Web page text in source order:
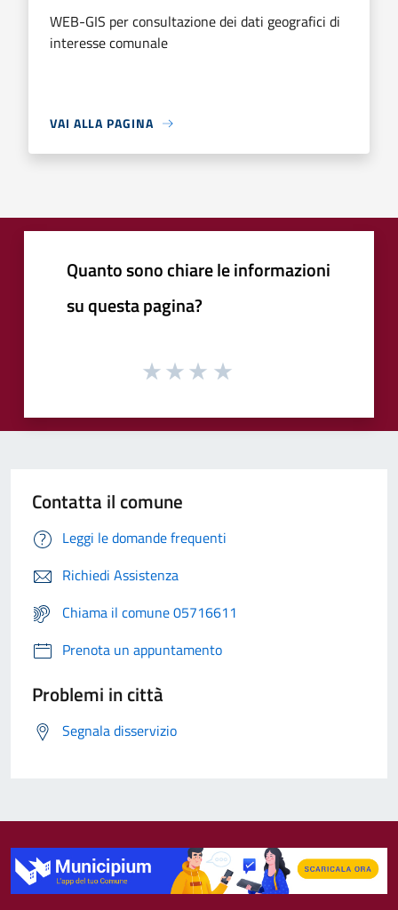
WEB-GIS per consultazione dei dati geografici di
interesse comunale
VAI ALLA PAGINA
Quanto sono chiare le informazioni
su questa pagina?
Contatta il comune
Leggi le domande frequenti
Richiedi Assistenza
Chiama il comune 05716611
Prenota un appuntamento
Problemi in città
Segnala disservizio